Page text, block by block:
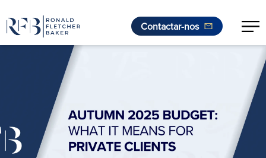
Saltar para o conteúdo
Contactar-nos